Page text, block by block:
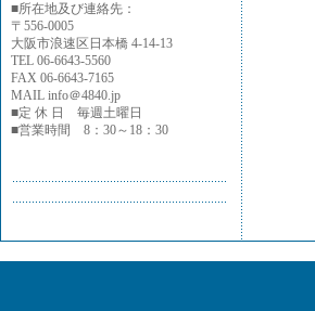
■所在地及び連絡先：
〒556-0005
大阪市浪速区日本橋 4-14-13
TEL 06-6643-5560
FAX 06-6643-7165
MAIL info＠4840.jp
■定 休 日 毎週土曜日
■営業時間 8：30～18：30